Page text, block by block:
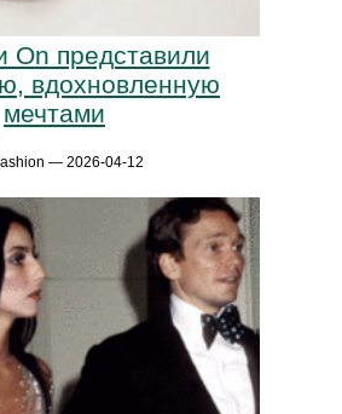
On представили
вдохновленную
мечтами
— 2026-04-12